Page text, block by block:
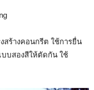
สร้างคอนกรีต ใช้การยื่น
บสองสีให้ตัดกัน ใช้